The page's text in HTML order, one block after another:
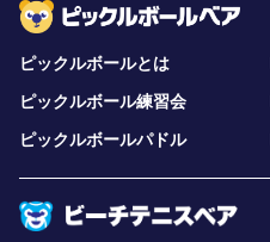
ピックルボールとは
ピックルボール練習会
ピックルボールパドル